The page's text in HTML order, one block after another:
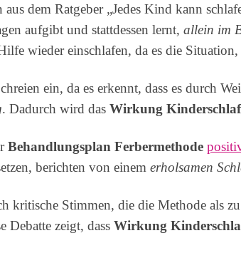
dem Ratgeber „Jedes Kind kann
aufgibt und stattdessen lernt, allein im
wieder einschlafen, da es die
ein, da es erkennt, dass es durch
. Dadurch wird das Wirkung
Behandlungsplan Ferbermethode
berichten von einem erholsamen
kritische Stimmen, die die Methode als
Debatte zeigt, dass Wirkung